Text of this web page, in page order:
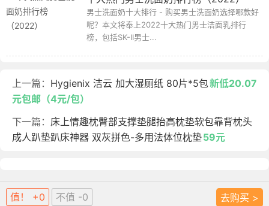
男士洗面奶十大排行 - 购买男士洗面奶选择哪款好
呢？本文将奉上2022十大热门男士洁面乳排行
榜，包括SK-II男士...
上一篇： Hygienix 洁云 加大湿厕纸 80片*5包新低20.07
元包邮（4元/包）
下一篇： 床上情趣枕臀部支撑垫腿抬高枕垫软包靠背枕头
成人趴垫趴床神器 双灰拼色-多用法体位枕垫59元
值！ +0 不值 -0 去购买 >